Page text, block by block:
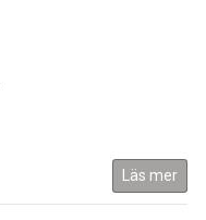
Läs mer